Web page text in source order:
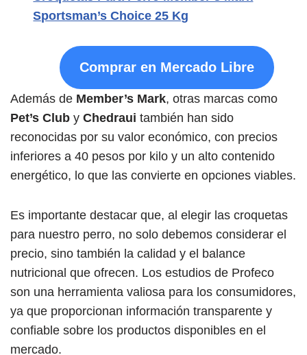
Sportsman’s Choice 25 Kg
Comprar en Mercado Libre
Además de Member’s Mark, otras marcas como
Pet’s Club y Chedraui también han sido
reconocidas por su valor económico, con precios
inferiores a 40 pesos por kilo y un alto contenido
energético, lo que las convierte en opciones viables.
Es importante destacar que, al elegir las croquetas
para nuestro perro, no solo debemos considerar el
precio, sino también la calidad y el balance
nutricional que ofrecen. Los estudios de Profeco
son una herramienta valiosa para los consumidores,
ya que proporcionan información transparente y
confiable sobre los productos disponibles en el
mercado.